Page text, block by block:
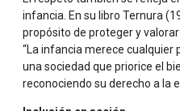
infancia. En su libro Ternura
propósito de proteger y
“La infancia merece cualquier
una sociedad que priorice el
reconociendo su derecho a la